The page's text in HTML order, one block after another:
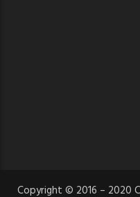
Copyright © 2016 – 2020